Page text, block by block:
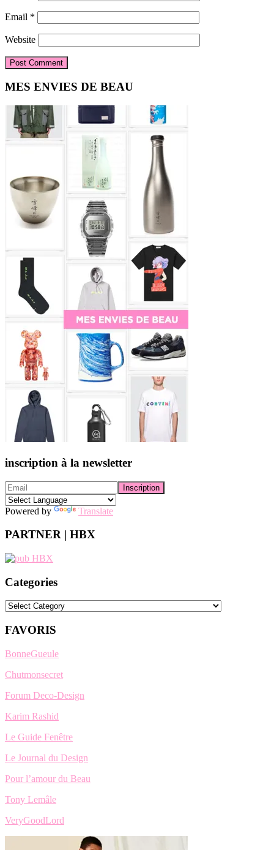
Email *
Website
Primary
Sidebar
MES ENVIES DE BEAU
inscription à la newsletter
Powered by Translate
PARTNER | HBX
Categories
Categories
FAVORIS
BonneGueule
Chutmonsecret
Forum Deco-Design
Karim Rashid
Le Guide Fenêtre
Le Journal du Design
Pour l’amour du Beau
Tony Lemâle
VeryGoodLord